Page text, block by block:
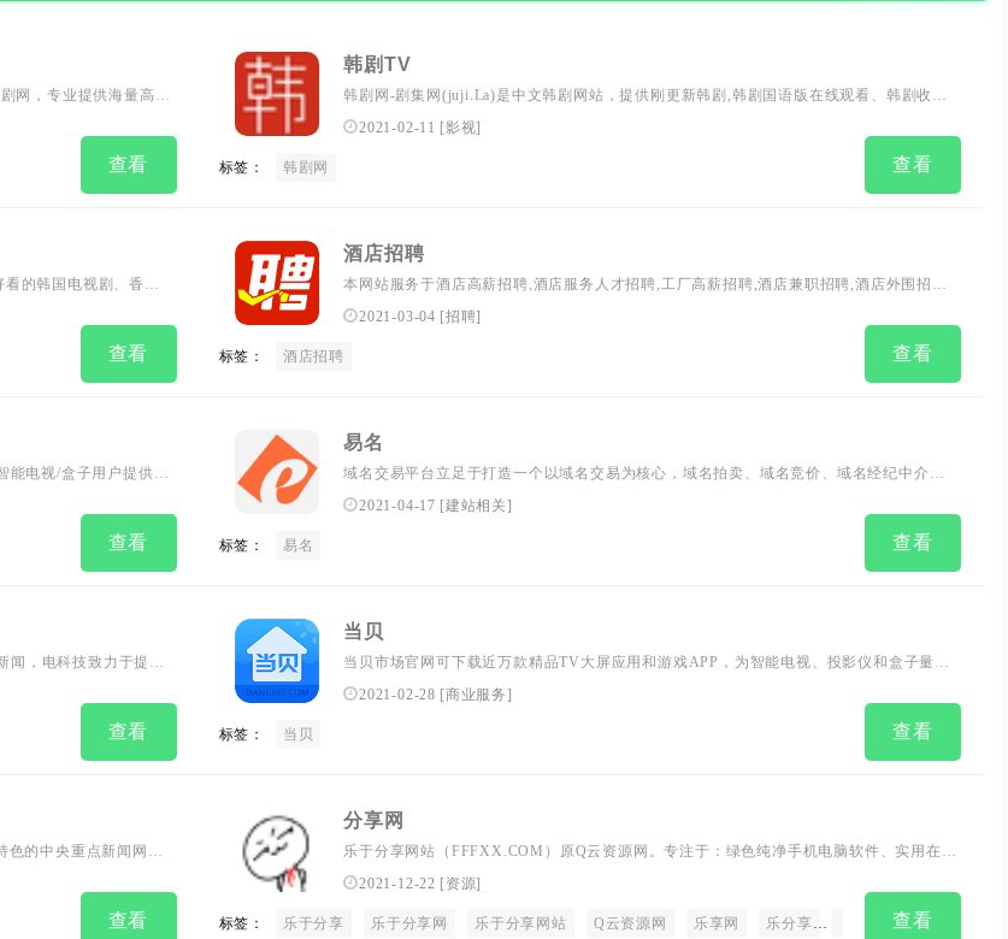
网，专业提供海量高清
，排优秀时间为广大
查看
韩剧TV
韩剧网-剧集网(juji.La)是中文韩剧网站，提供刚更新韩剧,韩剧国语版在线观看、韩剧收视
率、韩剧排行榜、韩剧剧照海报、韩国电影、韩剧音乐、剧情介绍、韩国明星写真、韩剧
2021-02-11 [影视]
标签： 韩剧网 查看
的韩国电视剧、香港
为普通视频模式、百
每天看到刚更新最全
查看
酒店招聘
本网站服务于酒店高薪招聘,酒店服务人才招聘,工厂高薪招聘,酒店兼职招聘,酒店外围招聘,
夜场KTV招聘,私人助理招聘,五星级酒店招聘的各类酒店人员招聘,刚更新的酒店招聘信息,
2021-03-04 [招聘]
标签： 酒店招聘 查看
电视/盒子用户提供优
厅的智能电视或者电视
查看
易名
域名交易平台立足于打造一个以域名交易为核心，域名拍卖、域名竞价、域名经纪中介交
易为主要交易方式的域名买卖平台，并提供域名抢注、域名展示页等辅助工具及应用，并
成功为CCTV、苏宁、微软、百度Baidu、新浪SINA、QIHU 360、腾讯QQ等多家企业买
2021-04-17 [建站相关]
标签： 易名 查看
，电科技致力于提供
一网打尽。...
查看
当贝
当贝市场官网可下载近万款精品TV大屏应用和游戏APP，为智能电视、投影仪和盒子量身
打造。当贝影视、当贝音乐、当贝教育、当贝投影、当贝盒子、当贝桌面、当贝OS等产品
2021-02-28 [商业服务]
标签： 当贝 查看
色的中央重点新闻网
化企业。秉承“融合创
心，建成“一网一端多
查看
分享网
乐于分享网站（FFFXX.COM）原Q云资源网。专注于：绿色纯净手机电脑软件、实用在线
网站推荐、活动线报、网站源码等免费资源分享。
2021-12-22 [资源]
标签： 乐于分享 乐于分享网 乐于分享网站 Q云资源网 乐享网 乐分享 乐分享网 活动线报
查看